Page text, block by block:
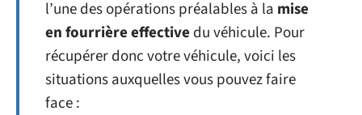
l’une des opérations préalables à la mise
en fourrière effective du véhicule. Pour
récupérer donc votre véhicule, voici les
situations auxquelles vous pouvez faire
face :